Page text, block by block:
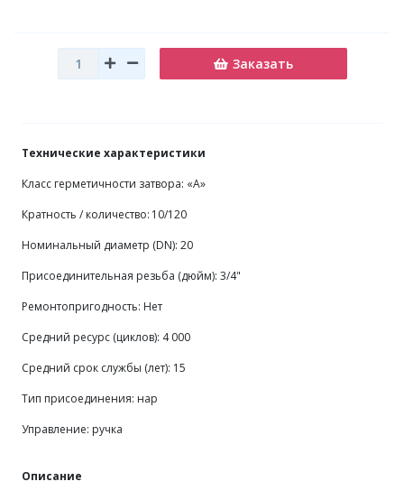
Заказать
Технические характеристики
Класс герметичности затвора: «А»
Кратность / количество: 10/120
Номинальный диаметр (DN): 20
Присоединительная резьба (дюйм): 3/4"
Ремонтопригодность: Нет
Средний ресурс (циклов): 4 000
Средний срок службы (лет): 15
Тип присоединения: нар
Управление: ручка
Описание